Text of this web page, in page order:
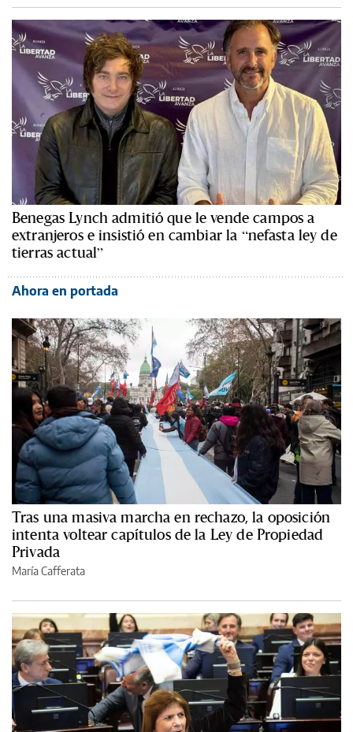
Benegas Lynch admitió que le vende campos a
extranjeros e insistió en cambiar la “nefasta ley de
tierras actual”
Ahora en portada
Tras una masiva marcha en rechazo, la oposición
intenta voltear capítulos de la Ley de Propiedad
Privada
María Cafferata